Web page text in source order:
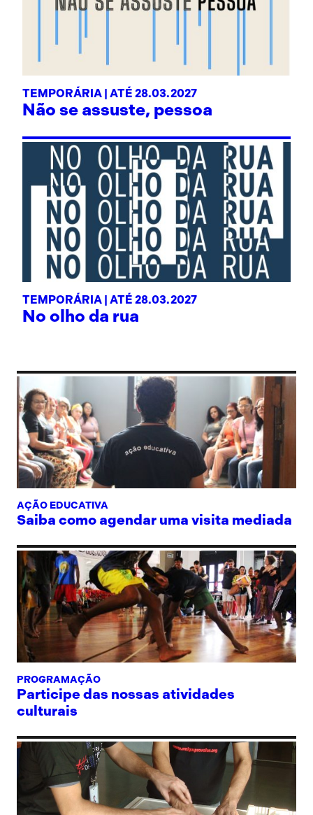
TEMPORÁRIA | ATÉ 28.03.2027
Não se assuste, pessoa
TEMPORÁRIA | ATÉ 28.03.2027
No olho da rua
AÇÃO EDUCATIVA
Saiba como agendar uma visita mediada
PROGRAMAÇÃO
Participe das nossas atividades
culturais